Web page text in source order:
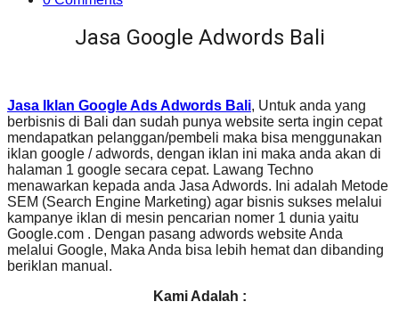
Jasa Google Adwords Bali
Jasa Iklan Google Ads Adwords Bali, Untuk anda yang
berbisnis di Bali dan sudah punya website serta ingin cepat
mendapatkan pelanggan/pembeli maka bisa menggunakan
iklan google / adwords, dengan iklan ini maka anda akan di
halaman 1 google secara cepat. Lawang Techno
menawarkan kepada anda Jasa Adwords. Ini adalah Metode
SEM (Search Engine Marketing) agar bisnis sukses melalui
kampanye iklan di mesin pencarian nomer 1 dunia yaitu
Google.com . Dengan pasang adwords website Anda
melalui Google, Maka Anda bisa lebih hemat dan dibanding
beriklan manual.
Kami Adalah :